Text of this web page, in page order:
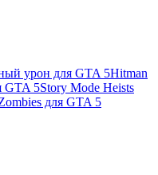
урон для GTA 5Hitman
GTA 5Story Mode Heists
для GTA 5